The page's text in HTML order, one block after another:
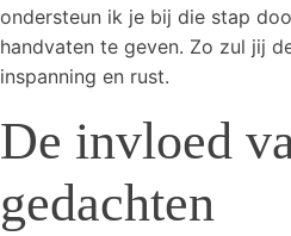
ondersteun ik je bij die stap
handvaten te geven. Zo zul jij
inspanning en rust.
De invloed
gedachten